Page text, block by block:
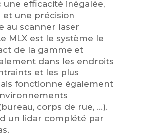
une efficacité inégalée,
et une précision
au scanner laser
MLX est le système le
de la gamme et
dans les endroits
et les plus
fonctionne également
corps de rue, …).
un lidar complété par